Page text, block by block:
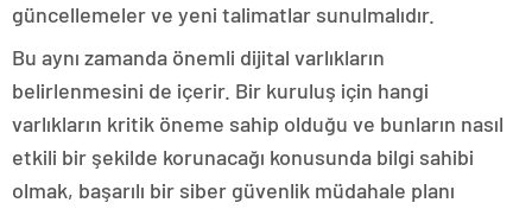
güncellemeler ve yeni talimatlar sunulmalıdır.
Bu aynı zamanda önemli dijital varlıkların
belirlenmesini de içerir. Bir kuruluş için hangi
varlıkların kritik öneme sahip olduğu ve bunların nasıl
etkili bir şekilde korunacağı konusunda bilgi sahibi
olmak, başarılı bir siber güvenlik müdahale planı